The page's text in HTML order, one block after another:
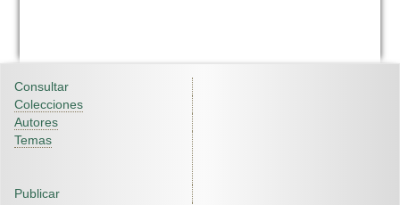
Consultar
Colecciones
Autores
Temas
Publicar